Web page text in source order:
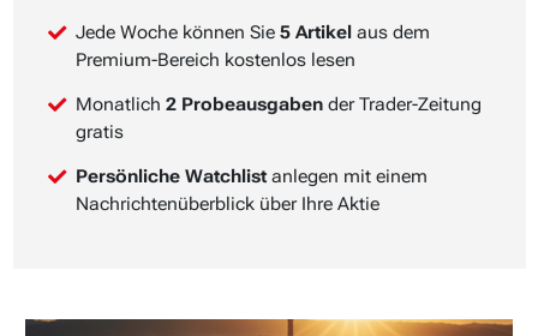
Jede Woche können Sie 5 Artikel aus dem
Premium-Bereich kostenlos lesen
Monatlich 2 Probeausgaben der Trader-Zeitung
gratis
Persönliche Watchlist anlegen mit einem
Nachrichtenüberblick über Ihre Aktie